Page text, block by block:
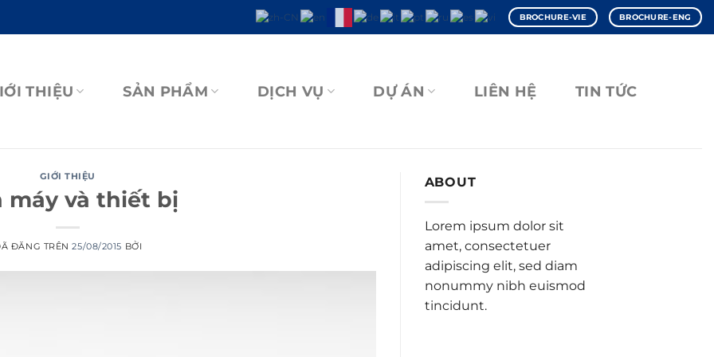
BROCHURE-VIE BROCHURE-ENG
THIỆU SẢN PHẨM DỊCH VỤ DỰ ÁN LIÊN HỆ TIN TỨC
GIỚI THIỆU
máy và thiết bị
ĐĂNG TRÊN25/08/2015 BỞI
ABOUT
Lorem ipsum dolor sit
amet, consectetuer
adipiscing elit, sed diam
nonummy nibh euismod
tincidunt.